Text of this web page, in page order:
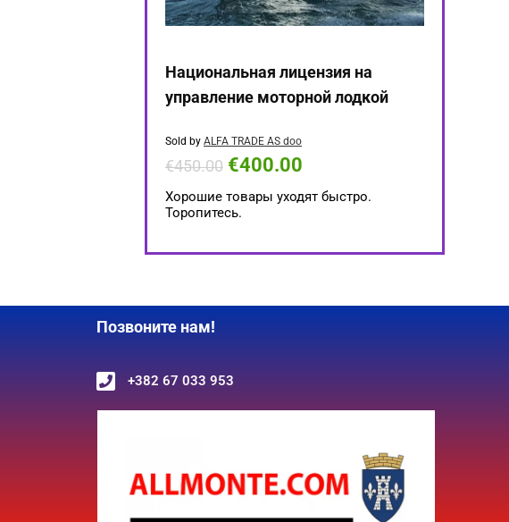
Национальная лицензия на
управление моторной лодкой
Sold by ALFA TRADE AS doo
€450.00 €400.00
Хорошие товары уходят быстро.
Торопитесь.
Позвоните нам!
+382 67 033 953